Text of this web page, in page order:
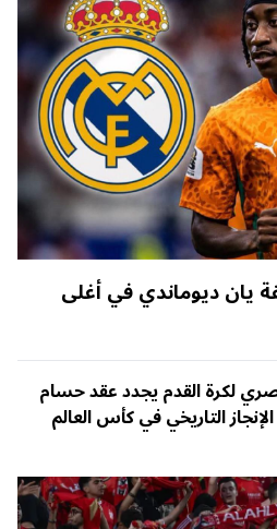
يان ديوماندي في أغلى
لكرة القدم يجدد عقد حسام
التاريخي في كأس العالم